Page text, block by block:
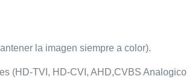
la imagen siempre a color).
(HD-TVI, HD-CVI, AHD,CVBS Analogico